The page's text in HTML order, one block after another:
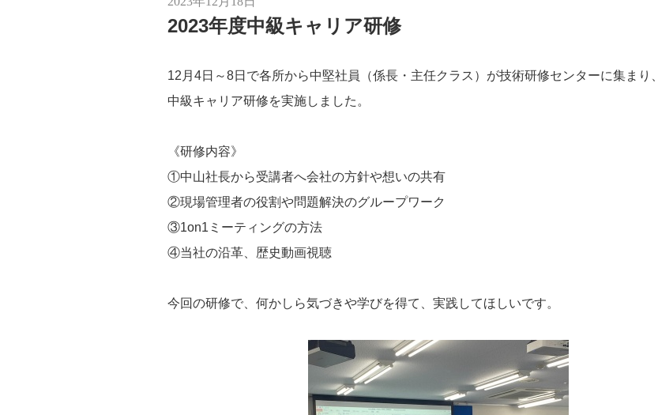
2023年度中級キャリア研修
12月4日～8日で各所から中堅社員（係長・主任クラス）が技術研修センターに集まり、
中級キャリア研修を実施しました。
《研修内容》
①中山社長から受講者へ会社の方針や想いの共有
②現場管理者の役割や問題解決のグループワーク
③1on1ミーティングの方法
④当社の沿革、歴史動画視聴
今回の研修で、何かしら気づきや学びを得て、実践してほしいです。